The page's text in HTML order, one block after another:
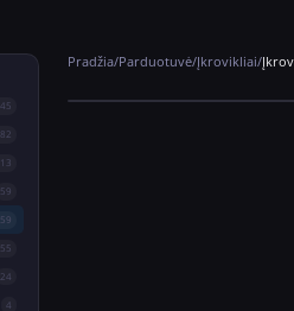
59
24
4
Pradžia/Parduotuvė/Įkrovikliai/